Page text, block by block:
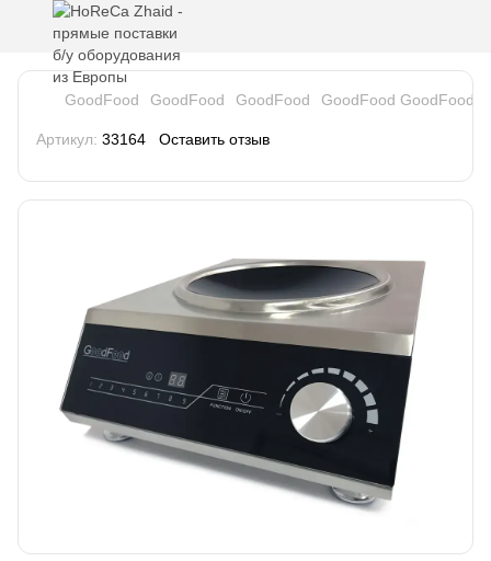
GoodFood GoodFood GoodFood GoodFood GoodFood
Артикул: 33164 Оставить отзыв